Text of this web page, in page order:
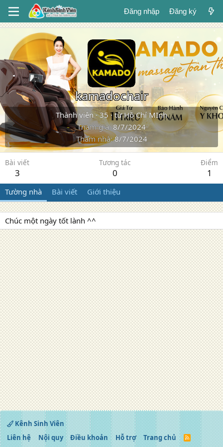
Đăng nhập Đăng ký
kamadochair
Thành viên ·35·từHồ Chí MInh
Tham gia 8/7/2024
Thăm nhà 8/7/2024
Bài viết
3
Tương tác
0
Điểm
1
Tường nhà Bài viết Giới thiệu
Chúc một ngày tốt lành ^^
Kênh Sinh Viên
Liên hệ
Nội quy Điều khoản Hỗ trợ Trang chủ
R